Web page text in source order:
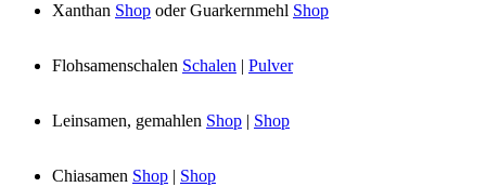
Xanthan Shop oder Guarkernmehl Shop
Flohsamenschalen Schalen | Pulver
Leinsamen, gemahlen Shop | Shop
Chiasamen Shop | Shop